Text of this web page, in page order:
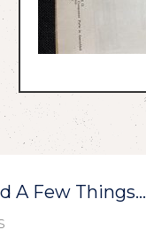
A Few Things…